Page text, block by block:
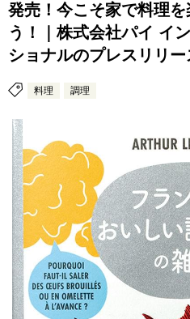
発売！今こそ家で料理を
う！｜株式会社パイ イ
ショナルのプレスリリー
料理 調理